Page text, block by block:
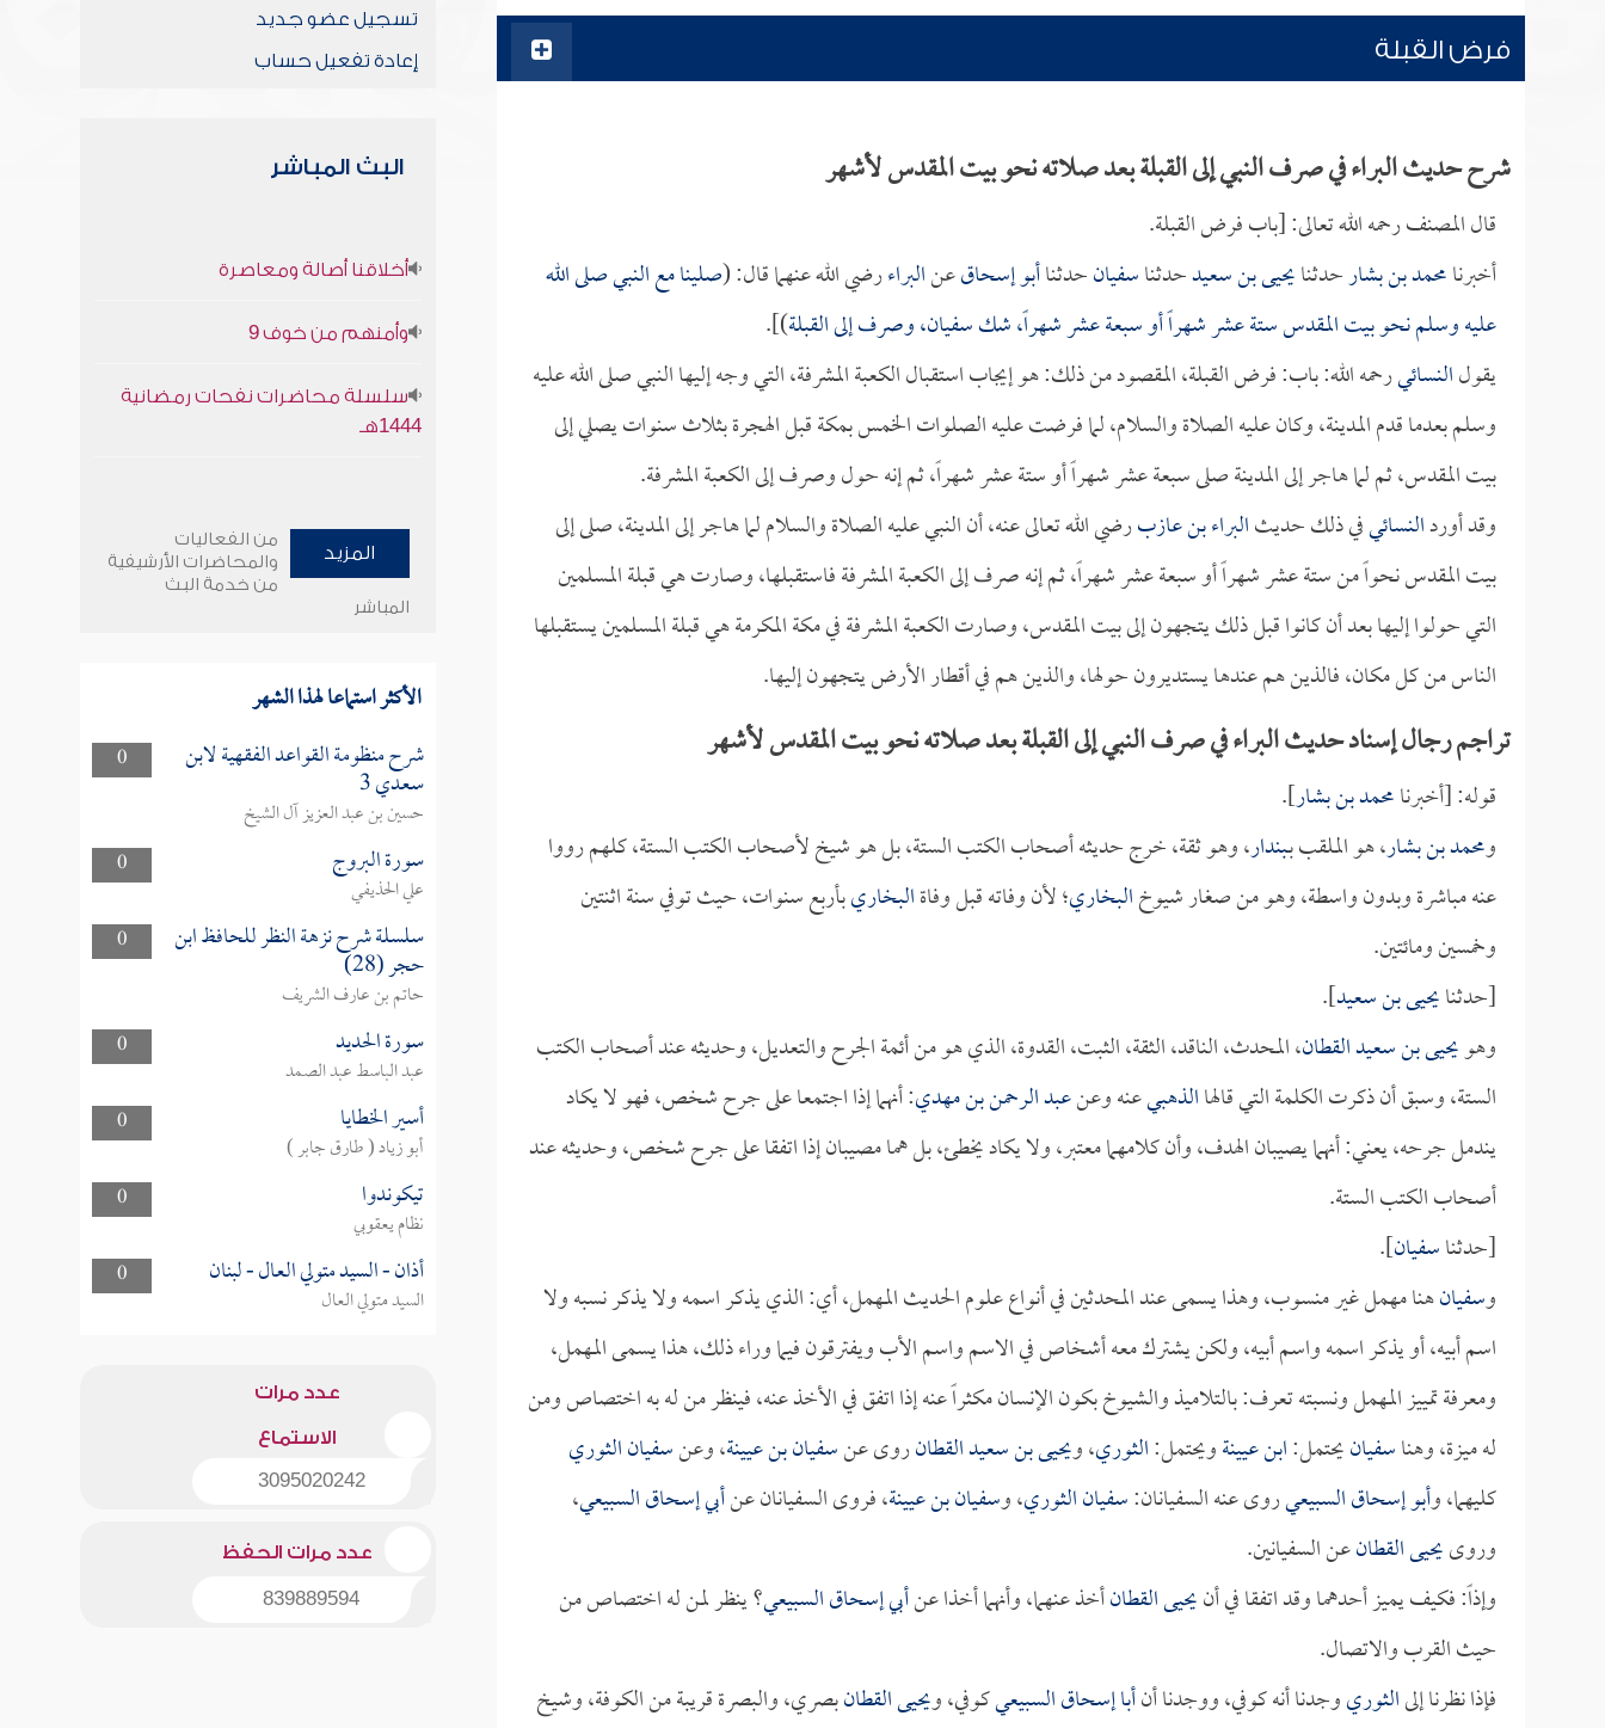
فرض القبلة
شرح حديث البراء في صرف النبي إلى القبلة بعد صلاته نحو بيت المقدس لأشهر
قال المصنف رحمه الله تعالى: [باب فرض القبلة.
أخبرنامحمد بن بشارحدثنايحيى بن سعيدحدثناسفيانحدثناأبو إسحاقعنالبراءرضي الله عنهما قال: (صلينا مع النبي صلى الله
عليه وسلم نحو بيت المقدس ستة عشر شهراً أو سبعة عشر شهراً، شكسفيان، وصرف إلى القبلة)].
يقولالنسائيرحمه الله: باب: فرض القبلة، المقصود من ذلك: هو إيجاب استقبال الكعبة المشرفة، التي وجه إليها النبي صلى الله عليه
وسلم بعدما قدم المدينة، وكان عليه الصلاة والسلام، لما فرضت عليه الصلوات الخمس بمكة قبل الهجرة بثلاث سنوات يصلي إلى
بيت المقدس، ثم لما هاجر إلى المدينة صلى سبعة عشر شهراً أو ستة عشر شهراً، ثم إنه حول وصرف إلى الكعبة المشرفة.
وقد أوردالنسائيفي ذلك حديثالبراء بن عازبرضي الله تعالى عنه، أن النبي عليه الصلاة والسلام لما هاجر إلى المدينة، صلى إلى
بيت المقدس نحواً من ستة عشر شهراً أو سبعة عشر شهراً، ثم إنه صرف إلى الكعبة المشرفة فاستقبلها، وصارت هي قبلة المسلمين
التي حولوا إليها بعد أن كانوا قبل ذلك يتجهون إلى بيت المقدس، وصارت الكعبة المشرفة في مكة المكرمة هي قبلة المسلمين يستقبلها
الناس من كل مكان، فالذين هم عندها يستديرون حولها، والذين هم في أقطار الأرض يتجهون إليها.
تراجم رجال إسناد حديث البراء في صرف النبي إلى القبلة بعد صلاته نحو بيت المقدس لأشهر
قوله: [أخبرنامحمد بن بشار].
ومحمد بن بشار، هو الملقب بـبندار، وهو ثقة، خرج حديثه أصحاب الكتب الستة، بل هو شيخ لأصحاب الكتب الستة، كلهم رووا
عنه مباشرة وبدون واسطة، وهو من صغار شيوخالبخاري؛ لأن وفاته قبل وفاةالبخاريبأربع سنوات، حيث توفي سنة اثنتين
وخمسين ومائتين.
[حدثنايحيى بن سعيد].
وهويحيى بن سعيد القطان، المحدث، الناقد، الثقة، الثبت، القدوة، الذي هو من أئمة الجرح والتعديل، وحديثه عند أصحاب الكتب
الستة، وسبق أن ذكرت الكلمة التي قالهاالذهبيعنه وعنعبد الرحمن بن مهدي: أنهما إذا اجتمعا على جرح شخص، فهو لا يكاد
يندمل جرحه، يعني: أنهما يصيبان الهدف، وأن كلامهما معتبر، ولا يكاد يخطئ، بل هما مصيبان إذا اتفقا على جرح شخص، وحديثه عند
أصحاب الكتب الستة.
[حدثناسفيان].
وسفيانهنا مهمل غير منسوب، وهذا يسمى عند المحدثين في أنواع علوم الحديث المهمل، أي: الذي يذكر اسمه ولا يذكر نسبه ولا
اسم أبيه، أو يذكر اسمه واسم أبيه، ولكن يشترك معه أشخاص في الاسم واسم الأب ويفترقون فيما وراء ذلك، هذا يسمى المهمل،
ومعرفة تمييز المهمل ونسبته تعرف: بالتلاميذ والشيوخ بكون الإنسان مكثراً عنه إذا اتفق في الأخذ عنه، فينظر من له به اختصاص ومن
له ميزة، وهناسفيانيحتمل:ابن عيينةويحتمل:الثوري، ويحيى بن سعيد القطانروى عنسفيان بن عيينة، وعنسفيان الثوري
كليهما، وأبو إسحاق السبيعيروى عنه السفيانان:سفيان الثوري، وسفيان بن عيينة، فروى السفيانان عنأبي إسحاق السبيعي،
وروىيحيى القطانعن السفيانين.
وإذاً: فكيف يميز أحدهما وقد اتفقا في أنيحيى القطانأخذ عنهما، وأنهما أخذا عنأبي إسحاق السبيعي؟ ينظر لمن له اختصاص من
حيث القرب والاتصال.
فإذا نظرنا إلىالثوريوجدنا أنه كوفي، ووجدنا أنأبا إسحاق السبيعيكوفي، ويحيى القطانبصري، والبصرة قريبة من الكوفة، وشيخ
تسجيل عضو جديد
إعادة تفعيل حساب
البث المباشر
أخلاقنا أصالة ومعاصرة
وأمنهم من خوف 9
سلسلة محاضرات نفحات رمضانية
1444هـ
المزيد
من الفعاليات
والمحاضرات الأرشيفية
من خدمة البث
المباشر
الأكثر استماعا لهذا الشهر
0 شرح منظومة القواعد الفقهية لابن
سعدي 3
حسين بن عبد العزيز آل الشيخ
0
سورة البروج
علي الحذيفي
0
سلسلة شرح نزهة النظر للحافظ ابن
حجر (28)
حاتم بن عارف الشريف
0
سورة الحديد
عبد الباسط عبد الصمد
0
أسير الخطايا
أبو زياد ( طارق جابر )
0
تيكوندوا
نظام يعقوبي
0
أذان - السيد متولي العال - لبنان
السيد متولي العال
عدد مرات
الاستماع
3095020242
عدد مرات الحفظ
839889594